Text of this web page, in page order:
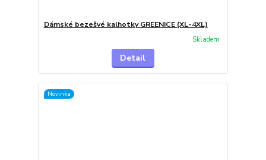
Dámské bezešvé kalhotky GREENICE (XL-4XL)
Skladem
Detail
Novinka